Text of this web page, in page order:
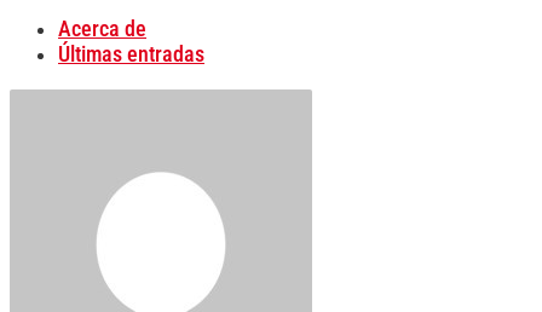
Acerca de
Últimas entradas